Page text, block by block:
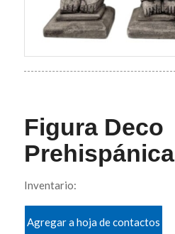
Figura Deco
Prehispánica
Inventario:
Agregar a hoja de contactos